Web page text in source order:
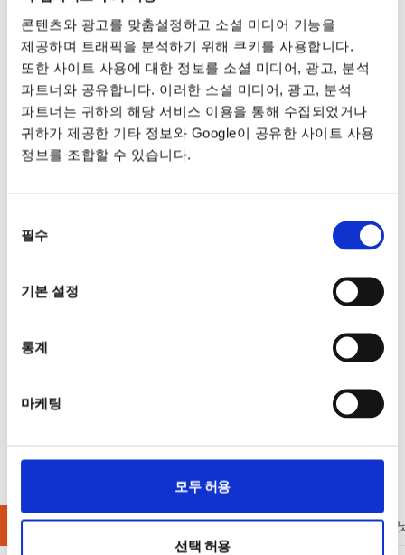
콘텐츠와 광고를 맞춤설정하고 소셜 미디어 기능을
제공하며 트래픽을 분석하기 위해 쿠키를 사용합니다.
또한 사이트 사용에 대한 정보를 소셜 미디어, 광고, 분석
파트너와 공유합니다. 이러한 소셜 미디어, 광고, 분석
파트너는 귀하의 해당 서비스 이용을 통해 수집되었거나
귀하가 제공한 기타 정보와 Google이 공유한 사이트 사용
정보를 조합할 수 있습니다.
선택
필수
기본 설정
통계
마케팅
모두 허용
선택 허용
LCR 미터 AC / DC 파워미터 오실로스코프 소스메저유